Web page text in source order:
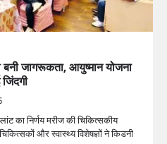
बनी जागरूकता, आयुष्मान योजना
का निर्णय मरीज की चिकित्सकीय
और स्वास्थ्य विशेषज्ञों ने किडनी